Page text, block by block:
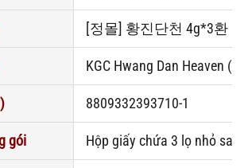
[정몰] 황진단천 4g*3환 (3
KGC Hwang Dan Heaven
8809332393710-1
gói Hộp giấy chứa 3 lọ nhỏ